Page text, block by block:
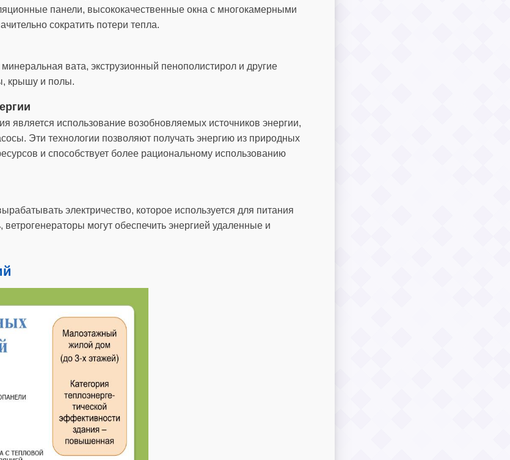
панели, высококачественные окна с многокамерными
сократить потери тепла.
вата, экструзионный пенополистирол и другие
крышу и полы.
является использование возобновляемых источников энергии,
Эти технологии позволяют получать энергию из природных
и способствует более рациональному использованию
электричество, которое используется для питания
могут обеспечить энергией удаленные и